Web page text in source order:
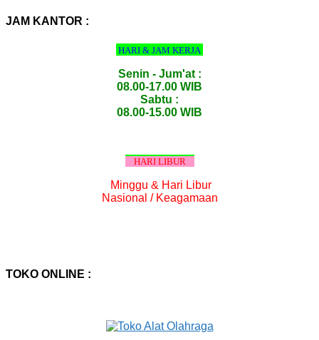
JAM KANTOR :
HARI & JAM KERJA
Senin - Jum'at :
08.00-17.00 WIB
Sabtu :
08.00-15.00 WIB
HARI LIBUR
Minggu & Hari Libur
Nasional / Keagamaan
TOKO ONLINE :